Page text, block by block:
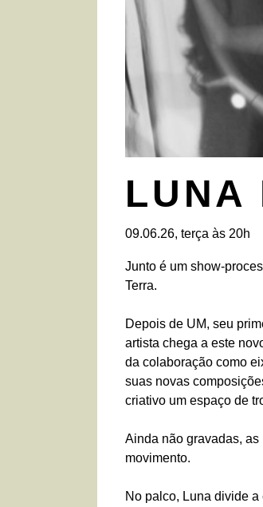
LUNA
09.06.26, terça às 20h
Junto é um show-
Terra.
Depois de UM, seu
artista chega a este
da colaboração como
suas novas
criativo um espaço de
Ainda não gravadas,
movimento.
No palco, Luna divide